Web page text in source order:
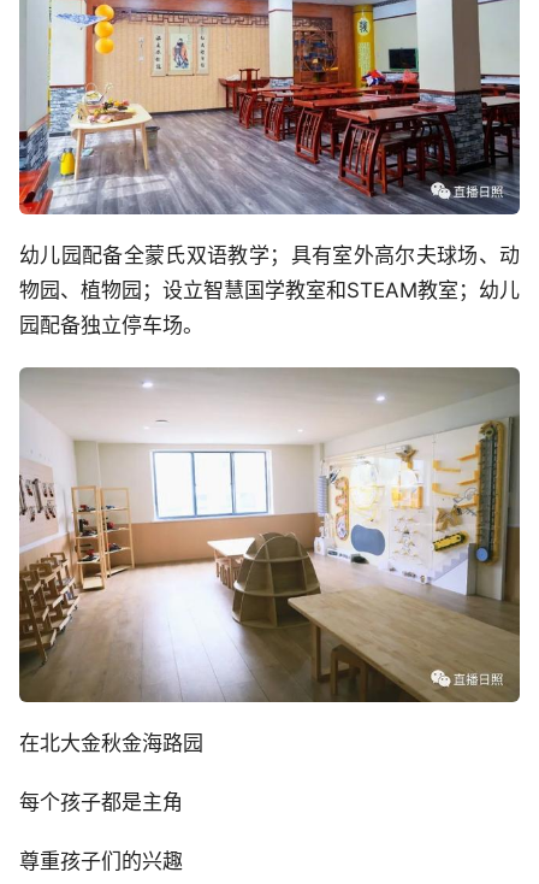
幼儿园配备全蒙氏双语教学；具有室外高尔夫球场、动
物园、植物园；设立智慧国学教室和STEAM教室；幼儿
园配备独立停车场。
在北大金秋金海路园
每个孩子都是主角
尊重孩子们的兴趣